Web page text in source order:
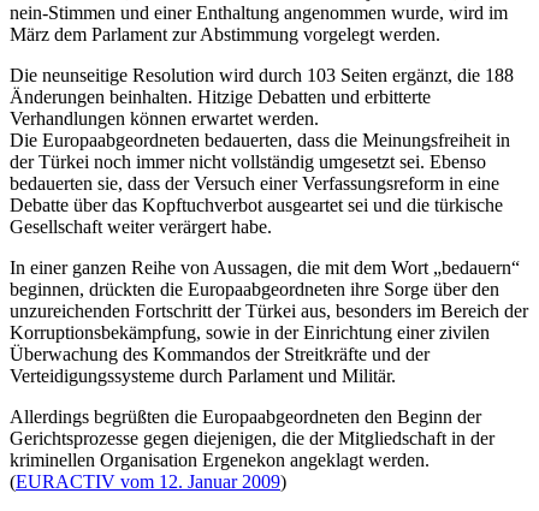
nein-Stimmen und einer Enthaltung angenommen wurde, wird im
März dem Parlament zur Abstimmung vorgelegt werden.
Die neunseitige Resolution wird durch 103 Seiten ergänzt, die 188
Änderungen beinhalten. Hitzige Debatten und erbitterte
Verhandlungen können erwartet werden.
Die Europaabgeordneten bedauerten, dass die Meinungsfreiheit in
der Türkei noch immer nicht vollständig umgesetzt sei. Ebenso
bedauerten sie, dass der Versuch einer Verfassungsreform in eine
Debatte über das Kopftuchverbot ausgeartet sei und die türkische
Gesellschaft weiter verärgert habe.
In einer ganzen Reihe von Aussagen, die mit dem Wort „bedauern“
beginnen, drückten die Europaabgeordneten ihre Sorge über den
unzureichenden Fortschritt der Türkei aus, besonders im Bereich der
Korruptionsbekämpfung, sowie in der Einrichtung einer zivilen
Überwachung des Kommandos der Streitkräfte und der
Verteidigungssysteme durch Parlament und Militär.
Allerdings begrüßten die Europaabgeordneten den Beginn der
Gerichtsprozesse gegen diejenigen, die der Mitgliedschaft in der
kriminellen Organisation Ergenekon angeklagt werden.
(EURACTIV vom 12. Januar 2009)